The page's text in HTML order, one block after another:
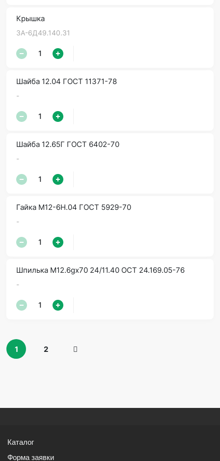
Крышка
3А-6Д49.140.31
Шайба 12.04 ГОСТ 11371-78
-
Шайба 12.65Г ГОСТ 6402-70
-
Гайка М12-6Н.04 ГОСТ 5929-70
-
Шпилька М12.6gx70 24/11.40 ОСТ 24.169.05-76
-
1 2
Каталог
Форма заявки